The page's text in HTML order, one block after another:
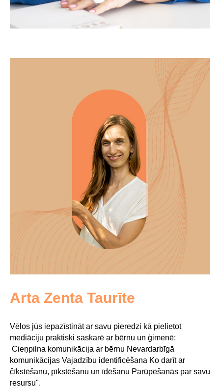
Arta Zenta Taurīte
Vēlos jūs iepazīstināt ar savu pieredzi kā pielietot
mediāciju praktiski saskarē ar bērnu un ģimenē:
Cieņpilna komunikācija ar bērnu Nevardarbīgā
komunikācijas Vajadzību identificēšana Ko darīt ar
čīkstēšanu, pīkstēšanu un īdēšanu Parūpēšanās par savu
resursu".